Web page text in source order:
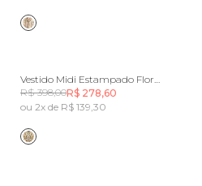
Vestido Midi Estampado Flor Do Deserto
R$ 398,00R$ 278,60
ou 2x de R$ 139,30